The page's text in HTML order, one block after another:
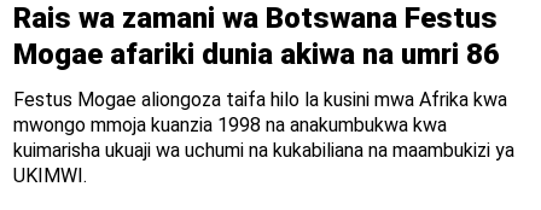
Rais wa zamani wa Botswana Festus
Mogae afariki dunia akiwa na umri 86
Festus Mogae aliongoza taifa hilo la kusini mwa Afrika kwa
mwongo mmoja kuanzia 1998 na anakumbukwa kwa
kuimarisha ukuaji wa uchumi na kukabiliana na maambukizi ya
UKIMWI.